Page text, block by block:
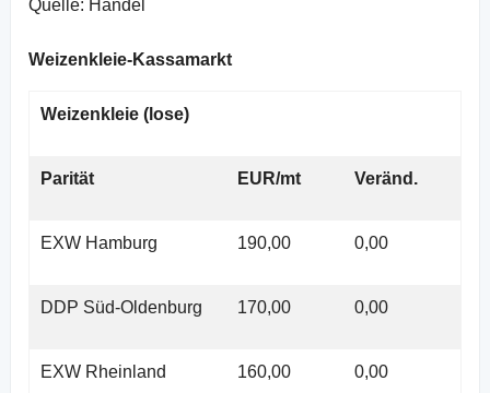
Quelle: Handel
Weizenkleie-Kassamarkt
Weizenkleie (lose)
Parität EUR/mt Veränd.
EXW Hamburg 190,00 0,00
DDP Süd-Oldenburg 170,00 0,00
EXW Rheinland 160,00 0,00